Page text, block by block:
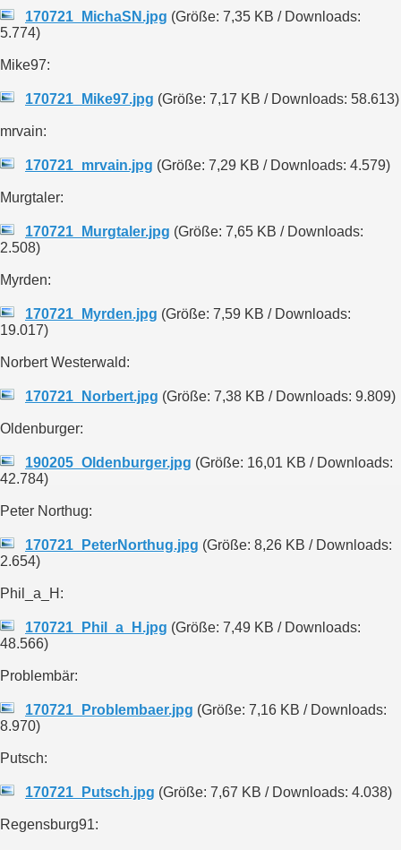
170721_MichaSN.jpg (Größe: 7,35 KB / Downloads:
5.774)
Mike97:
170721_Mike97.jpg (Größe: 7,17 KB / Downloads: 58.613)
mrvain:
170721_mrvain.jpg (Größe: 7,29 KB / Downloads: 4.579)
Murgtaler:
170721_Murgtaler.jpg (Größe: 7,65 KB / Downloads:
2.508)
Myrden:
170721_Myrden.jpg (Größe: 7,59 KB / Downloads:
19.017)
Norbert Westerwald:
170721_Norbert.jpg (Größe: 7,38 KB / Downloads: 9.809)
Oldenburger:
190205_Oldenburger.jpg (Größe: 16,01 KB / Downloads:
42.784)
Peter Northug:
170721_PeterNorthug.jpg (Größe: 8,26 KB / Downloads:
2.654)
Phil_a_H:
170721_Phil_a_H.jpg (Größe: 7,49 KB / Downloads:
48.566)
Problembär:
170721_Problembaer.jpg (Größe: 7,16 KB / Downloads:
8.970)
Putsch:
170721_Putsch.jpg (Größe: 7,67 KB / Downloads: 4.038)
Regensburg91: